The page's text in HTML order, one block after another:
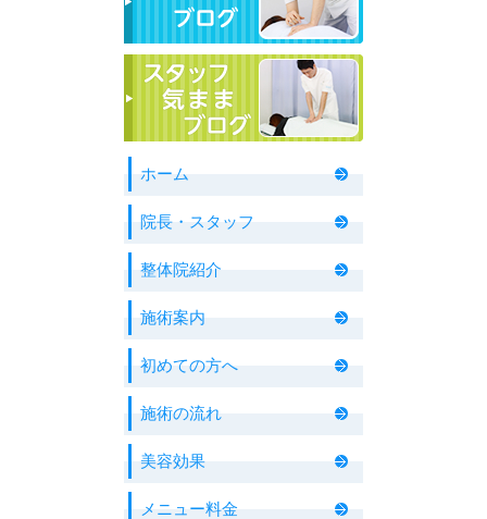
ホーム
院長・スタッフ
整体院紹介
施術案内
初めての方へ
施術の流れ
美容効果
メニュー料金